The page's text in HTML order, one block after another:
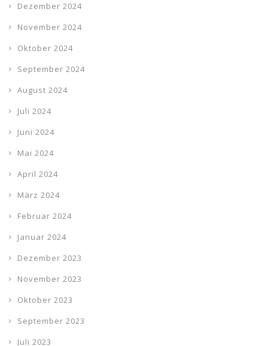
Dezember 2024
November 2024
Oktober 2024
September 2024
August 2024
Juli 2024
Juni 2024
Mai 2024
April 2024
März 2024
Februar 2024
Januar 2024
Dezember 2023
November 2023
Oktober 2023
September 2023
Juli 2023